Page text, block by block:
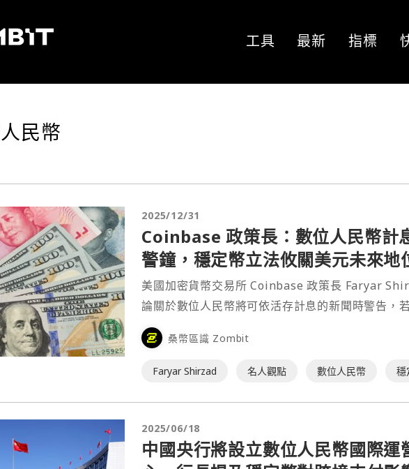
工具 最新 指標
民幣
2025/12/31
Coinbase 政策長：數位人民幣計
警鐘，穩定幣立法攸關美元未來地
美國加密貨幣交易所 Coinbase 政策長 Faryar
論關於數位人民幣將可依活存計息的新聞時警告，
定幣監管政策上處理失當，恐削弱美元在未來數位結
的主導地位。⋯
桑幣區識 Zombit
Faryar Shirzad 名人觀點 數位人民幣 穩
2025/06/18
中國央行將設立數位人民幣國際運